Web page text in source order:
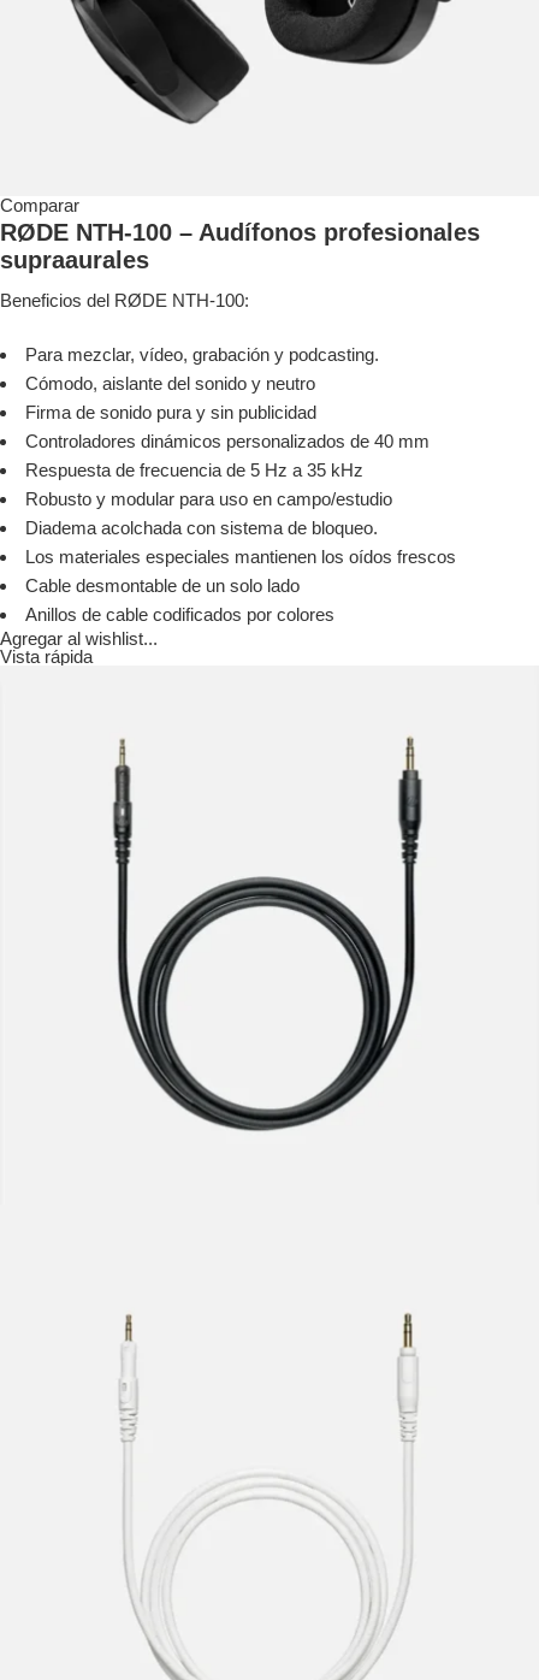
Comparar
RØDE NTH-100 – Audífonos profesionales
supraaurales
Beneficios del RØDE NTH-100:
Para mezclar, vídeo, grabación y podcasting.
Cómodo, aislante del sonido y neutro
Firma de sonido pura y sin publicidad
Controladores dinámicos personalizados de 40 mm
Respuesta de frecuencia de 5 Hz a 35 kHz
Robusto y modular para uso en campo/estudio
Diadema acolchada con sistema de bloqueo.
Los materiales especiales mantienen los oídos frescos
Cable desmontable de un solo lado
Anillos de cable codificados por colores
Agregar al wishlist...
Vista rápida